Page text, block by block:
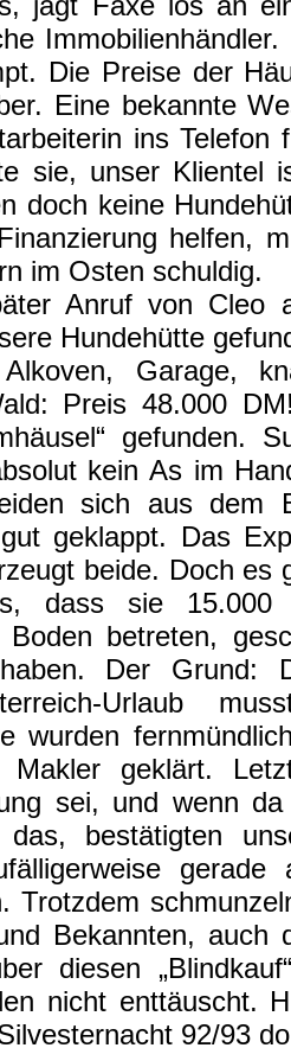
Die Preise der
Eine bekannte
ins Telefon
sie, unser Klientel
doch keine
helfen,
im Osten schuldig.
Anruf von Cleo
Hundehütte
Garage,
Preis 48.000
gefunden.
kein As im
sich aus dem
geklappt. Das
beide. Doch es
dass sie 15.000
Boden betreten,
Der Grund:
Urlaub
wurden
Makler geklärt.
sei, und wenn da
bestätigten
Trotzdem
Bekannten, auch
diesen
nicht enttäuscht.
92/93